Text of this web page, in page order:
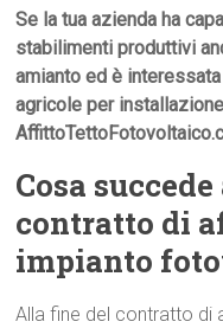
Se la tua azienda ha
stabilimenti produttivi
amianto ed è
agricole per
Cosa
contratto di
impianto
Alla fine del contratto di